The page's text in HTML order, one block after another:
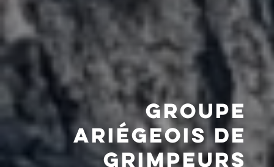
GROUPE
ARIÉGEOIS DE
GRIMPEURS